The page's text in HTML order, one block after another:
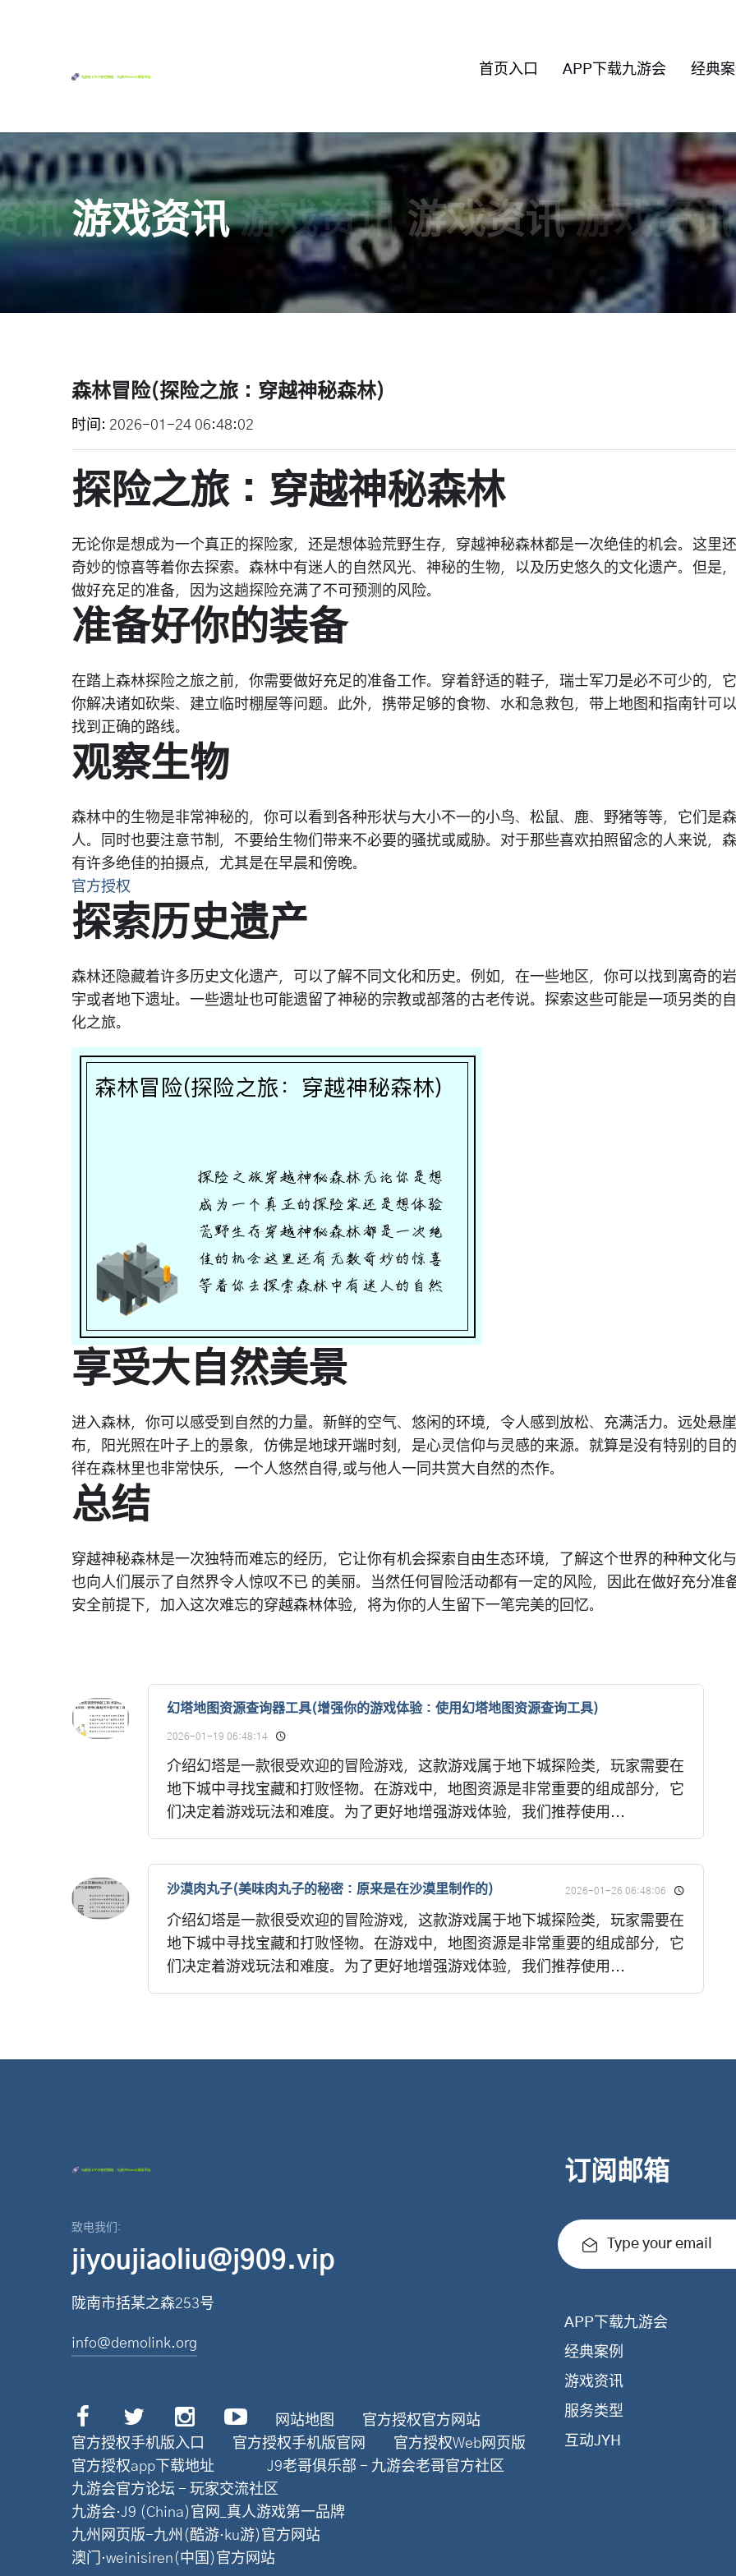
首页入口 APP下载九游会 经典案
讯 游戏资讯 游戏资讯 游戏资讯 游戏资讯
森林冒险(探险之旅：穿越神秘森林)
时间 2026-01-24 06:48:02
探险之旅：穿越神秘森林
无论你是想成为一个真正的探险家，还是想体验荒野生存，穿越神秘森林都是一次绝佳的机会。这里
奇妙的惊喜等着你去探索。森林中有迷人的自然风光、神秘的生物，以及历史悠久的文化遗产。但是
做好充足的准备，因为这趟探险充满了不可预测的风险。
准备好你的装备
在踏上森林探险之旅之前，你需要做好充足的准备工作。穿着舒适的鞋子，瑞士军刀是必不可少的，
你解决诸如砍柴、建立临时棚屋等问题。此外，携带足够的食物、水和急救包，带上地图和指南针可
找到正确的路线。
观察生物
森林中的生物是非常神秘的，你可以看到各种形状与大小不一的小鸟、松鼠、鹿、野猪等等，它们是
人。同时也要注意节制，不要给生物们带来不必要的骚扰或威胁。对于那些喜欢拍照留念的人来说，
有许多绝佳的拍摄点，尤其是在早晨和傍晚。
官方授权
探索历史遗产
森林还隐藏着许多历史文化遗产，可以了解不同文化和历史。例如，在一些地区，你可以找到离奇的
宇或者地下遗址。一些遗址也可能遗留了神秘的宗教或部落的古老传说。探索这些可能是一项另类的
化之旅。
享受大自然美景
进入森林，你可以感受到自然的力量。新鲜的空气、悠闲的环境，令人感到放松、充满活力。远处悬
布，阳光照在叶子上的景象，仿佛是地球开端时刻，是心灵信仰与灵感的来源。就算是没有特别的目
徉在森林里也非常快乐，一个人悠然自得,或与他人一同共赏大自然的杰作。
总结
穿越神秘森林是一次独特而难忘的经历，它让你有机会探索自由生态环境，了解这个世界的种种文化与
也向人们展示了自然界令人惊叹不已 的美丽。当然任何冒险活动都有一定的风险，因此在做好充分准
安全前提下，加入这次难忘的穿越森林体验，将为你的人生留下一笔完美的回忆。
幻塔地图资源查询器工具(增强你的游戏体验：使用幻塔地图资源查询工具)
2026-01-19 06:48:14
介绍幻塔是一款很受欢迎的冒险游戏，这款游戏属于地下城探险类，玩家需要在
地下城中寻找宝藏和打败怪物。在游戏中，地图资源是非常重要的组成部分，它
们决定着游戏玩法和难度。为了更好地增强游戏体验，我们推荐使用...
沙漠肉丸子(美味肉丸子的秘密：原来是在沙漠里制作的) 2026-01-26 06:48:06
介绍幻塔是一款很受欢迎的冒险游戏，这款游戏属于地下城探险类，玩家需要在
地下城中寻找宝藏和打败怪物。在游戏中，地图资源是非常重要的组成部分，它
们决定着游戏玩法和难度。为了更好地增强游戏体验，我们推荐使用...
致电我们:
jiyoujiaoliu@j909.vip
陇南市括某之森253号
info@demolink.org
网站地图
官方授权官方网站
官方授权手机版入口
官方授权手机版官网
官方授权Web网页版
官方授权app下载地址
J9老哥俱乐部 - 九游会老哥官方社区
九游会官方论坛 - 玩家交流社区
九游会·J9 (China)官网_真人游戏第一品牌
九州网页版-九州(酷游·ku游)官方网站
澳门·weinisiren(中国)官方网站
订阅邮箱
Type your email
APP下载九游会
经典案例
游戏资讯
服务类型
互动JYH